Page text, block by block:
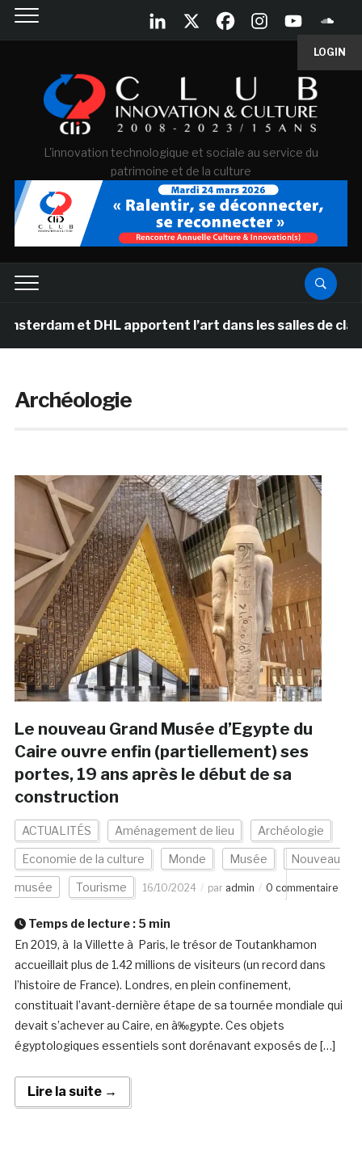
LOGIN
L'innovation technologique et sociale au service du
patrimoine et de la culture
et DHL apportent l’art dans les salles de classe des
Archéologie
Le nouveau Grand Musée d’Egypte du
Caire ouvre enfin (partiellement) ses
portes, 19 ans après le début de sa
construction
ACTUALITÉS Aménagement de lieu Archéologie
Economie de la culture Monde Musée Nouveau
musée Tourisme 16/10/2024 par admin 0 commentaire
Temps de lecture : 5 min
En 2019, à la Villette à Paris, le trésor de Toutankhamon
accueillait plus de 1.42 millions de visiteurs (un record dans
l’histoire de France). Londres, en plein confinement,
constituait l’avant-dernière étape de sa tournée mondiale qui
devait s’achever au Caire, en à‰gypte. Ces objets
égyptologiques essentiels sont dorénavant exposés de […]
Lire la suite →